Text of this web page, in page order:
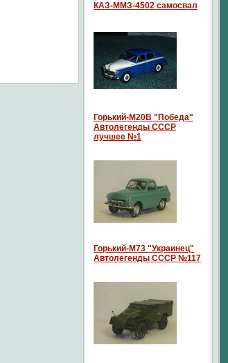
КАЗ-ММЗ-4502 самосвал
Горький-М20В "Победа"
Автолегенды СССР
лучшее №1
Горький-М73 "Украинец"
Автолегенды СССР №117